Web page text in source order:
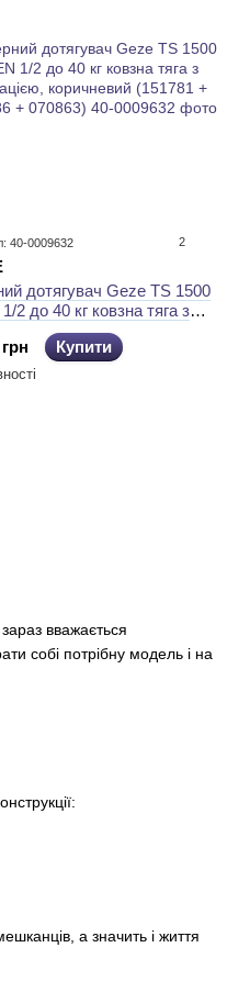
вважається
собі потрібну модель і на
а значить і життя
40-0009632 2
дотягувач Geze TS 1500
2 до 40 кг ковзна тяга з
коричневий (151781 +
+ 070863)
Купити